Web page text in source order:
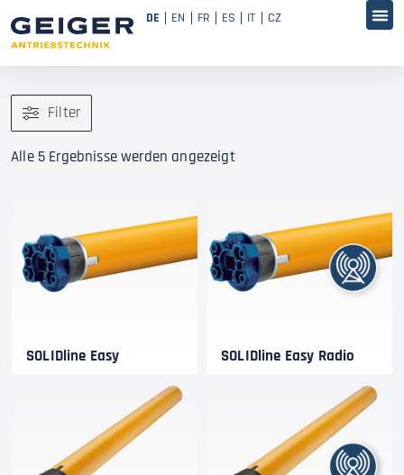
DE EN FR ES IT CZ
Filter
Alle 5 Ergebnisse werden angezeigt
SOLIDline Easy SOLIDline Easy Radio